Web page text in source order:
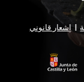
إشعار قانوني |